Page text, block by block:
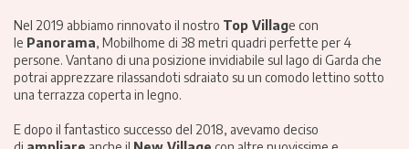
Nel 2019 abbiamo rinnovato il nostro Top Village con
le Panorama, Mobilhome di 38 metri quadri perfette per 4
persone. Vantano di una posizione invidiabile sul lago di Garda che
potrai apprezzare rilassandoti sdraiato su un comodo lettino sotto
una terrazza coperta in legno.
E dopo il fantastico successo del 2018, avevamo deciso